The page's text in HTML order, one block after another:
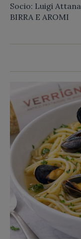
Socio: Luigi
BIRRA E AROMI